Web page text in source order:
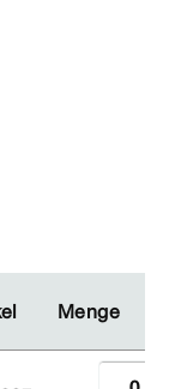
Menge
Menge